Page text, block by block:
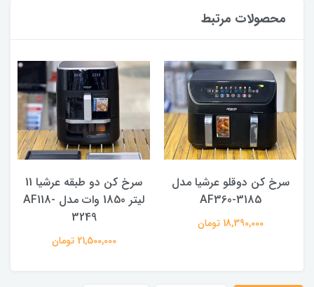
محصولات مرتبط
سرخ کن دوقلو عرشیا مدل
AF360-3185
18,390,000 تومان
سرخ کن دو طبقه عرشیا 11
لیتر 1850 وات مدل AF118-
3249
21,500,000 تومان